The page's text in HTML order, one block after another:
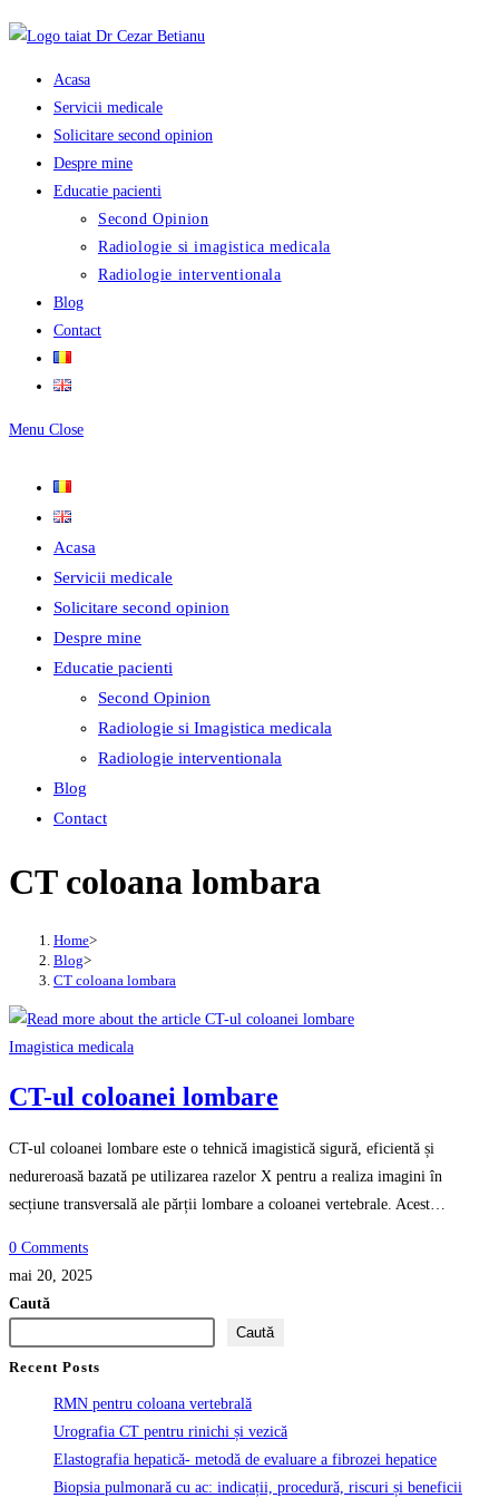
Skip
content Acasa
Servicii medicale
Solicitare second opinion
Despre mine
Educatie pacienti
Second Opinion
Radiologie si imagistica medicala
Radiologie interventionala
Blog
Contact
Menu Close
Acasa
Servicii medicale
Solicitare second opinion
Despre mine
Educatie pacienti
Second Opinion
Radiologie si Imagistica medicala
Radiologie interventionala
Blog
Contact
CT coloana lombara
Home>
Blog>
CT coloana lombara
Imagistica medicala
CT-ul coloanei lombare
CT-ul coloanei lombare este o tehnică imagistică sigură, eficientă și
nedureroasă bazată pe utilizarea razelor X pentru a realiza imagini în
secțiune transversală ale părții lombare a coloanei vertebrale. Acest…
0 Comments
mai 20, 2025
Caută
Caută
Recent Posts
RMN pentru coloana vertebrală
Urografia CT pentru rinichi și vezică
Elastografia hepatică- metodă de evaluare a fibrozei hepatice
Biopsia pulmonară cu ac: indicații, procedură, riscuri și beneficii